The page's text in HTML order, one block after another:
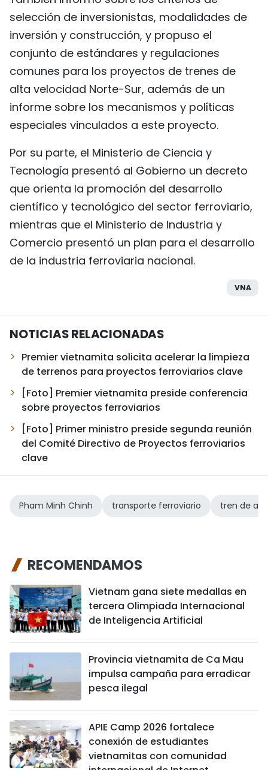
selección de inversionistas, modalidades de
inversión y construcción, y propuso el
conjunto de estándares y regulaciones
comunes para los proyectos de trenes de
alta velocidad Norte-Sur, además de un
informe sobre los mecanismos y políticas
especiales vinculados a este proyecto.
Por su parte, el Ministerio de Ciencia y
Tecnología presentó al Gobierno un decreto
que orienta la promoción del desarrollo
científico y tecnológico del sector ferroviario,
mientras que el Ministerio de Industria y
Comercio presentó un plan para el desarrollo
de la industria ferroviaria nacional.
VNA
NOTICIAS RELACIONADAS
Premier vietnamita solicita acelerar la limpieza
de terrenos para proyectos ferroviarios clave
[Foto] Premier vietnamita preside conferencia
sobre proyectos ferroviarios
[Foto] Primer ministro preside segunda reunión
del Comité Directivo de Proyectos ferroviarios
clave
Pham Minh Chinh transporte ferroviario tren de
RECOMENDAMOS
Vietnam gana siete medallas en
tercera Olimpiada Internacional
de Inteligencia Artificial
Provincia vietnamita de Ca Mau
impulsa campaña para erradicar
pesca ilegal
APIE Camp 2026 fortalece
conexión de estudiantes
vietnamitas con comunidad